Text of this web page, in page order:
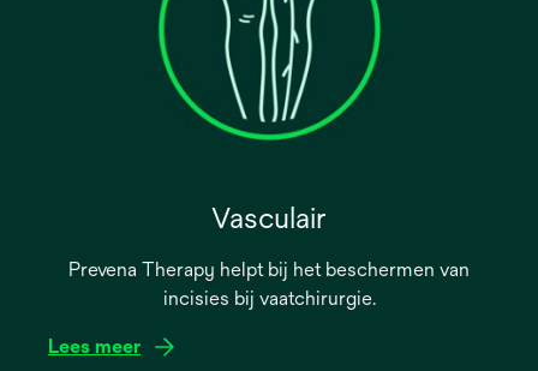
Vasculair
Prevena Therapy helpt bij het beschermen van
incisies bij vaatchirurgie.
Lees meer